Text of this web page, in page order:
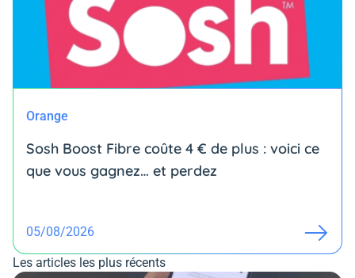
Orange
Sosh Boost Fibre coûte 4 € de plus : voici ce
que vous gagnez… et perdez
05/08/2026
Les articles les plus récents